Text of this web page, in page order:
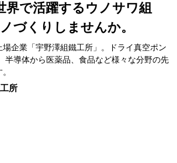
界で活躍するウノサワ組
づくりしませんか。
企業「宇野澤組鐵工所」。ドライ真空ポン
半導体から医薬品、食品など様々な分野の先
所